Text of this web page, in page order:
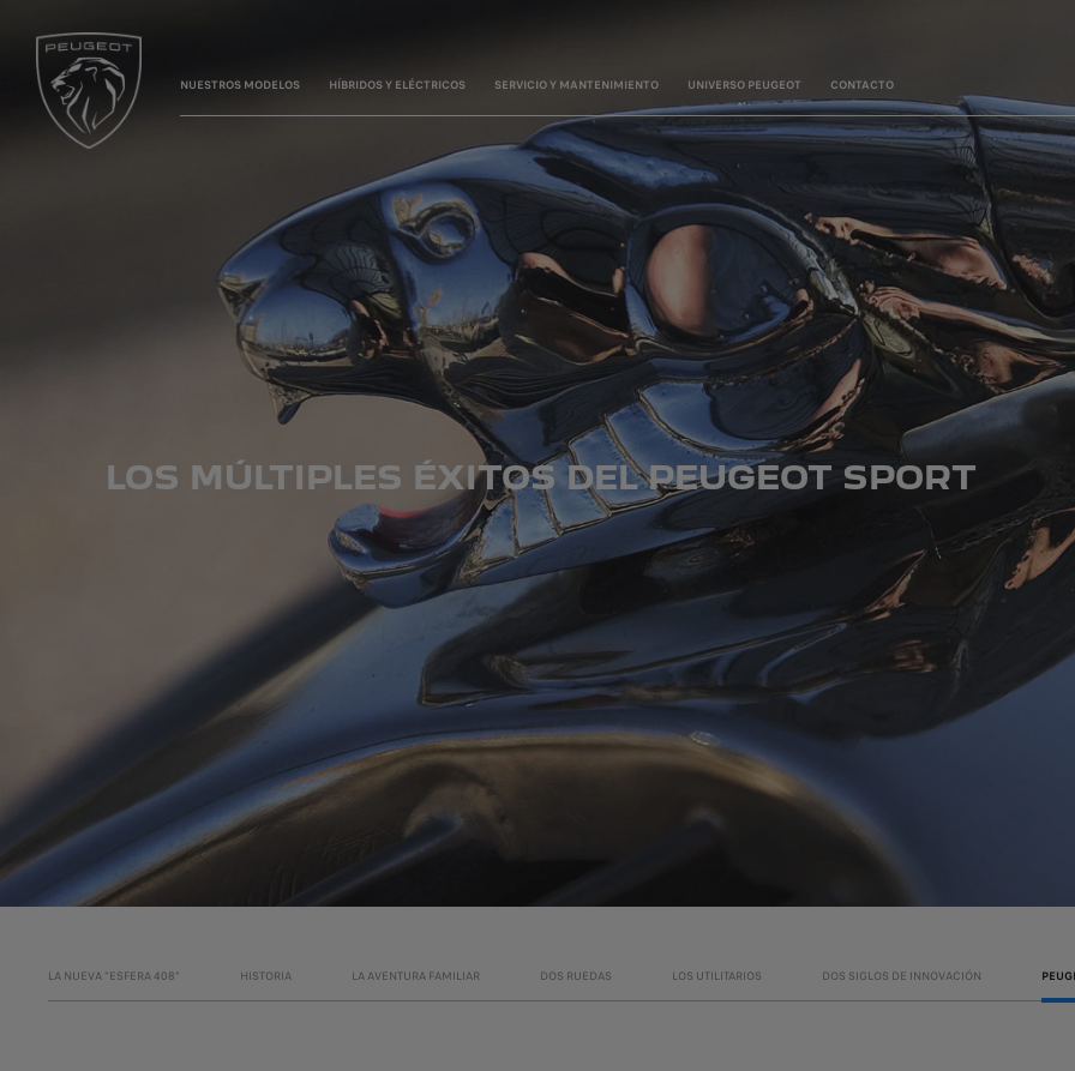
NUESTROS MODELOS HÍBRIDOS Y ELÉCTRICOS SERVICIO Y MANTENIMIENTO UNIVERSO PEUGEOT CONTACTO
LOS MÚLTIPLES ÉXITOS DEL PEUGEOT SPORT
LA NUEVA "ESFERA 408" HISTORIA LA AVENTURA FAMILIAR DOS RUEDAS LOS UTILITARIOS DOS SIGLOS DE INNOVACIÓN